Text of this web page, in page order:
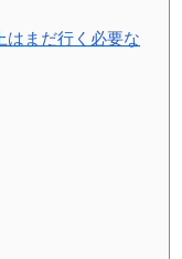
はまだ行く必要な